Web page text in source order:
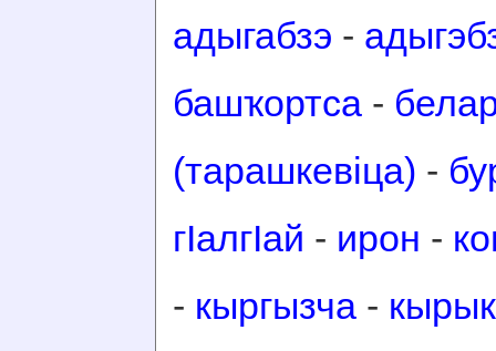
адыгабзэ -
башҡортса -
(тарашкевіца) -
гӀалгӀай - ирон -
- кыргызча -